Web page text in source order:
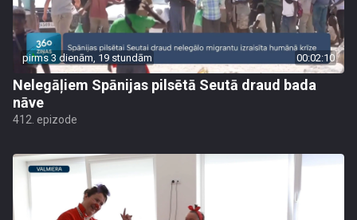
pirms 3 dienām, 19 stundām 00:02:10
Nelegāļiem Spānijas pilsētā Seutā draud bada
nāve
412. epizode